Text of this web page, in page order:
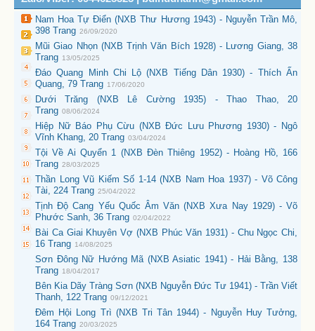
Nam Hoa Tự Điển (NXB Thư Hương 1943) - Nguyễn Trần Mô,
398 Trang 26/09/2020
Mũi Giao Nhọn (NXB Trịnh Văn Bích 1928) - Lương Giang, 38
Trang 13/05/2025
Đáo Quang Minh Chi Lộ (NXB Tiếng Dân 1930) - Thích Ấn
Quang, 79 Trang 17/06/2020
Dưới Trăng (NXB Lê Cường 1935) - Thao Thao, 20
Trang 08/06/2024
Hiệp Nữ Báo Phụ Cừu (NXB Đức Lưu Phương 1930) - Ngô
Vĩnh Khang, 20 Trang 03/04/2024
Tội Về Ai Quyển 1 (NXB Đèn Thiêng 1952) - Hoàng Hồ, 166
Trang 28/03/2025
Thần Long Vũ Kiếm Số 1-14 (NXB Nam Hoa 1937) - Võ Công
Tài, 224 Trang 25/04/2022
Tịnh Độ Cang Yếu Quốc Âm Văn (NXB Xưa Nay 1929) - Võ
Phước Sanh, 36 Trang 02/04/2022
Bài Ca Giai Khuyên Vợ (NXB Phúc Văn 1931) - Chu Ngọc Chi,
16 Trang 14/08/2025
Sơn Đông Nữ Hướng Mã (NXB Asiatic 1941) - Hải Bằng, 138
Trang 18/04/2017
Bên Kia Dãy Tràng Sơn (NXB Nguyễn Đức Tư 1941) - Trần Viết
Thanh, 122 Trang 09/12/2021
Đêm Hội Long Trì (NXB Tri Tân 1944) - Nguyễn Huy Tưởng,
164 Trang 20/03/2025